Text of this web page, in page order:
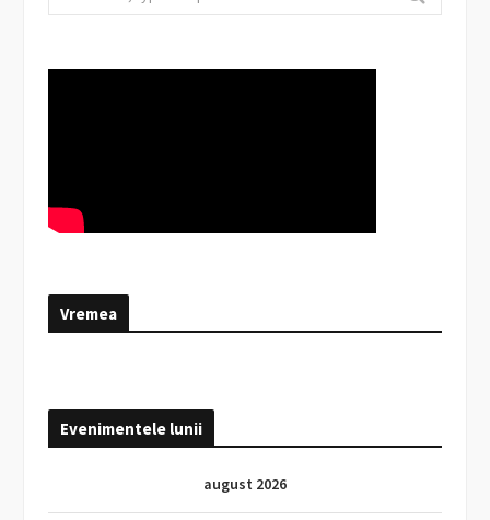
for:
Vremea
Evenimentele lunii
august 2026